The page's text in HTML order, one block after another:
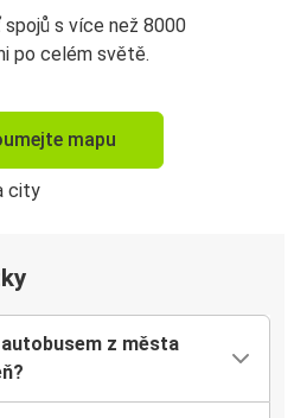
s více než 8000
po celém světě.
mapu
z města